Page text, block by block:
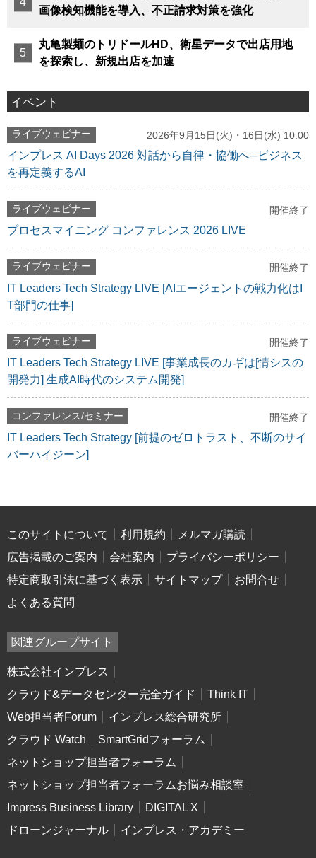
画像検知機能を導入、不正請求対策を強化
丸亀製麺のトリドールHD、衛星データで出店用地
を探索し、新規出店を加速
イベント
ライブウェビナー 2026年9月15日(火)・16日(水) 10:00
インプレス AI Days 2026 対話から自律・協働へ─ビジネス
を再定義するAI
ライブウェビナー 開催終了
プロセスマイニング コンファレンス 2026 LIVE
ライブウェビナー 開催終了
IT Leaders Tech Strategy LIVE [AIエージェントの戦力化はI
T部門の仕事]
ライブウェビナー 開催終了
IT Leaders Tech Strategy LIVE [事業成長のカギは[情シスの
開発力] 生成AI時代のシステム開発]
コンファレンス/セミナー 開催終了
IT Leaders Tech Strategy [前提のゼロトラスト、不断のサイ
バーハイジーン]
このサイトについて 利用規約
メルマガ購読
広告掲載のご案内
会社案内
プライバシーポリシー
特定商取引法に基づく表示
サイトマップ
お問合せ
よくある質問
関連グループサイト
株式会社インプレス
クラウド&データセンター完全ガイド
Think IT
Web担当者Forum
インプレス総合研究所
クラウド Watch
SmartGridフォーラム
ネットショップ担当者フォーラム
ネットショップ担当者フォーラムお悩み相談室
Impress Business Library
DIGITAL X
ドローンジャーナル
インプレス・アカデミー